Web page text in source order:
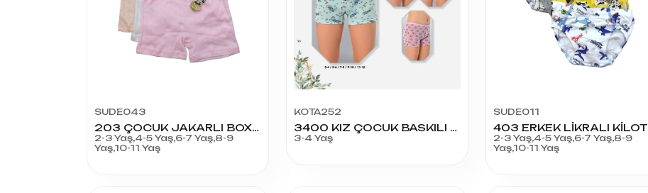
SUDE043
203 ÇOCUK JAKARLI BOXER
2-3 Yaş,4-5 Yaş,6-7 Yaş,8-9
Yaş,10-11 Yaş
KOTA252
3400 KIZ ÇOCUK BASKILI BOXER 3-4 YAŞ
3-4 Yaş
SUDE011
403 ERKEK LİKRALI KİLOT
2-3 Yaş,4-5 Yaş,6-7 Yaş,8-9
Yaş,10-11 Yaş